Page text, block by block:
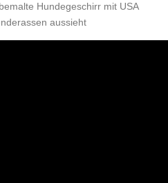
Hundegeschirr mit USA
aussieht